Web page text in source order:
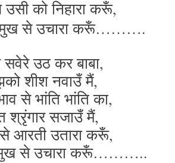
को निहारा करूँ,
मुख से उचारा करूँ……….
सवेरे उठ कर बाबा,
शीश नवाउँ मैं,
से भांति भांति का,
श्रृंगार सजाउँ मैं,
से आरती उतारा करूँ,
मुख से उचारा करूँ………..